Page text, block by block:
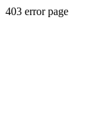
403 error page